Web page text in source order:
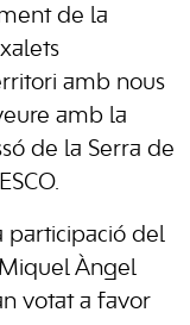
de la
amb nous
amb la
de la Serra de
participació del
Àngel
votat a favor